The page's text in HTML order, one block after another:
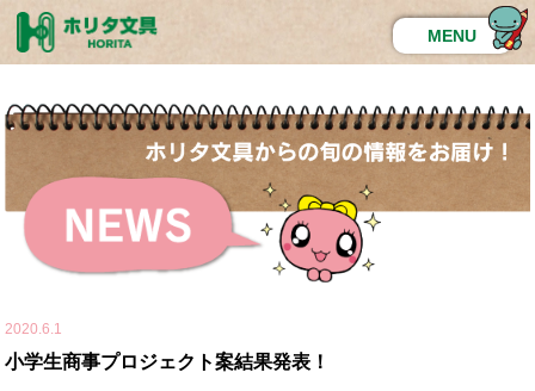
MENU
2020.6.1
小学生商事プロジェクト案結果発表！